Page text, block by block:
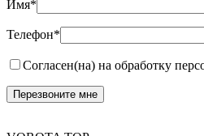
Имя*
Телефон*
Согласен(на) на обработку